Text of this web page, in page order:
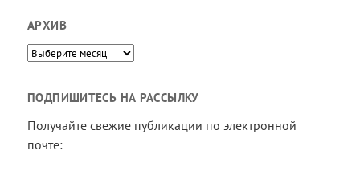
АРХИВ
Архив
ПОДПИШИТЕСЬ НА РАССЫЛКУ
Получайте свежие публикации по электронной
почте: